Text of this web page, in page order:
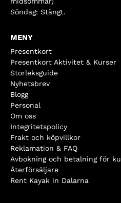
Söndag: Stängt.
MENY
Presentkort
Presentkort Aktivitet & Kurser
Storleksguide
Nyhetsbrev
Blogg
Personal
Om oss
Integritetspolicy
Frakt och köpvillkor
Reklamation & FAQ
Avbokning och betalning för
Återförsäljare
Rent Kayak in Dalarna